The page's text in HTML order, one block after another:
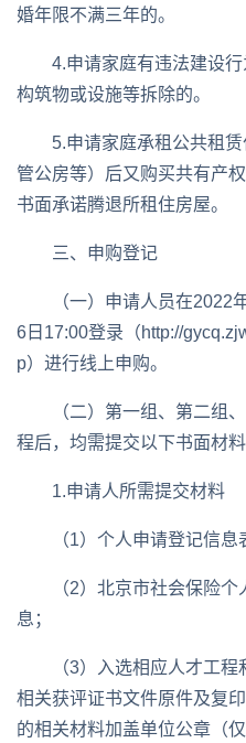
婚年限不满三年的。
4.申请家庭有违法建设行
构筑物或设施等拆除的。
5.申请家庭承租公共租
管公房等）后又购买共有产
书面承诺腾退所租住房屋。
三、申购登记
（一）申请人员在2022
6日17:00登录（http://
p）进行线上申购。
（二）第一组、第二组
程后，均需提交以下书面材料
1.申请人所需提交材料
（1）个人申请登记信息
（2）北京市社会保险
息；
（3）入选相应人才工
相关获评证书文件原件及复
的相关材料加盖单位公章（